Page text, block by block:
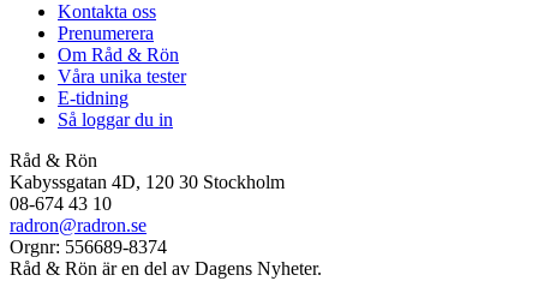
Kontakta oss
Prenumerera
Om Råd & Rön
Våra unika tester
E-tidning
Så loggar du in
Råd & Rön
Kabyssgatan 4D, 120 30 Stockholm
08-674 43 10
radron@radron.se
Orgnr: 556689-8374
Råd & Rön är en del av Dagens Nyheter.